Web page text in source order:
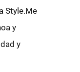
Style.Me
y
y